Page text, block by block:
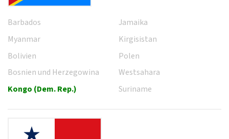
Barbados
Myanmar
Bolivien
Bosnien und Herzegowina
Kongo (Dem. Rep.)
Jamaika
Kirgisistan
Polen
Westsahara
Suriname